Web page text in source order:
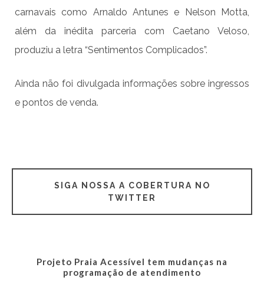
carnavais como Arnaldo Antunes e Nelson Motta,
além da inédita parceria com Caetano Veloso,
produziu a letra “Sentimentos Complicados”.
Ainda não foi divulgada informações sobre ingressos
e pontos de venda.
SIGA NOSSA A COBERTURA NO
TWITTER
Projeto Praia Acessível tem mudanças na
programação de atendimento